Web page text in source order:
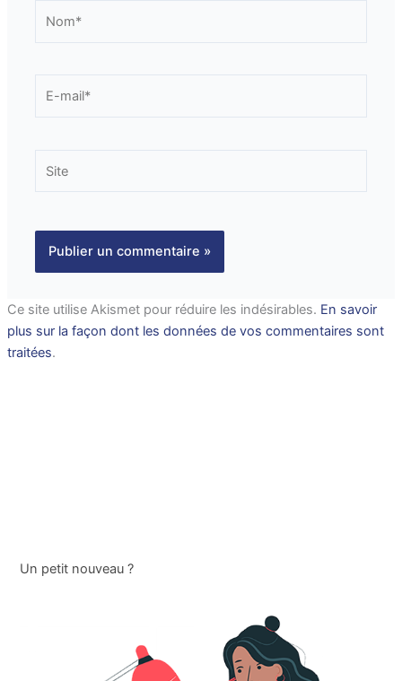
mail*
Ce site utilise Akismet pour réduire les indésirables. En savoir
plus sur la façon dont les données de vos commentaires sont
traitées.
Un petit nouveau ?